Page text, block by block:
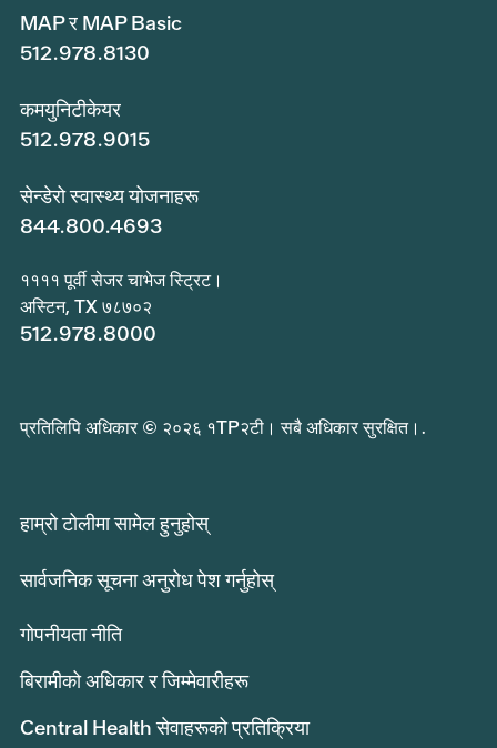
MAP र MAP Basic
512.978.8130
कमयुनिटीकेयर
512.978.9015
सेन्डेरो स्वास्थ्य योजनाहरू
844.800.4693
११११ पूर्वी सेजर चाभेज स्ट्रिट।
अस्टिन, TX ७८७०२
512.978.8000
प्रतिलिपि अधिकार © २०२६ १TP२टी। सबै अधिकार सुरक्षित।.
हाम्रो टोलीमा सामेल हुनुहोस्
सार्वजनिक सूचना अनुरोध पेश गर्नुहोस्
गोपनीयता नीति
बिरामीको अधिकार र जिम्मेवारीहरू
Central Health सेवाहरूको प्रतिक्रिया